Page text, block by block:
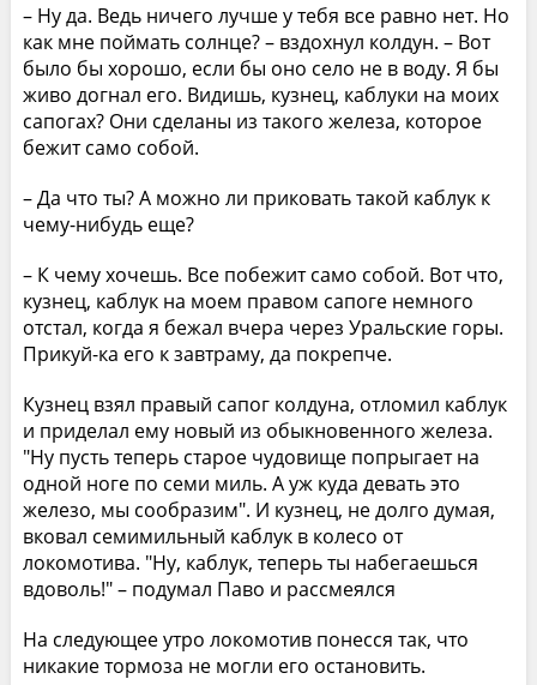
– Ну да. Ведь ничего лучше у тебя все равно нет. Но
как мне поймать солнце? – вздохнул колдун. – Вот
было бы хорошо, если бы оно село не в воду. Я бы
живо догнал его. Видишь, кузнец, каблуки на моих
сапогах? Они сделаны из такого железа, которое
бежит само собой.
– Да что ты? А можно ли приковать такой каблук к
чему-нибудь еще?
– К чему хочешь. Все побежит само собой. Вот что,
кузнец, каблук на моем правом сапоге немного
отстал, когда я бежал вчера через Уральские горы.
Прикуй-ка его к завтраму, да покрепче.
Кузнец взял правый сапог колдуна, отломил каблук
и приделал ему новый из обыкновенного железа.
"Ну пусть теперь старое чудовище попрыгает на
одной ноге по семи миль. А уж куда девать это
железо, мы сообразим". И кузнец, не долго думая,
вковал семимильный каблук в колесо от
локомотива. "Ну, каблук, теперь ты набегаешься
вдоволь!" – подумал Паво и рассмеялся
На следующее утро локомотив понесся так, что
никакие тормоза не могли его остановить.